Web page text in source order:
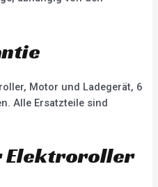
Motor und Ladegerät, 6
Alle Ersatzteile sind